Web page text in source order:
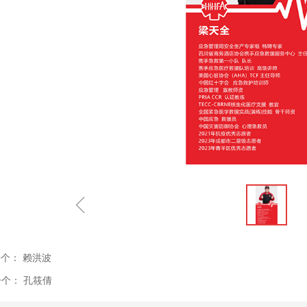
ꁆ
： 赖洪波
： 孔筱倩